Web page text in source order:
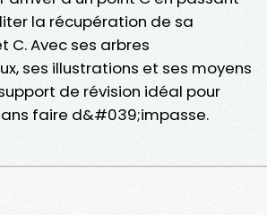
la récupération de sa
C. Avec ses arbres
ses illustrations et ses moyens
de révision idéal pour
faire d&#039;impasse.